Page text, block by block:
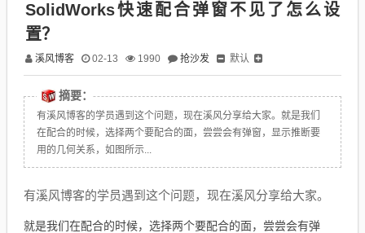
SolidWorks快速配合弹窗不见了怎么设
置？
溪风博客 02-13 1990 抢沙发 默认
摘要：
有溪风博客的学员遇到这个问题，现在溪风分享给大家。就是我们
在配合的时候，选择两个要配合的面，尝尝会有弹窗，显示推断要
用的几何关系，如图所示...
有溪风博客的学员遇到这个问题，现在溪风分享给大家。
就是我们在配合的时候，选择两个要配合的面，尝尝会有弹